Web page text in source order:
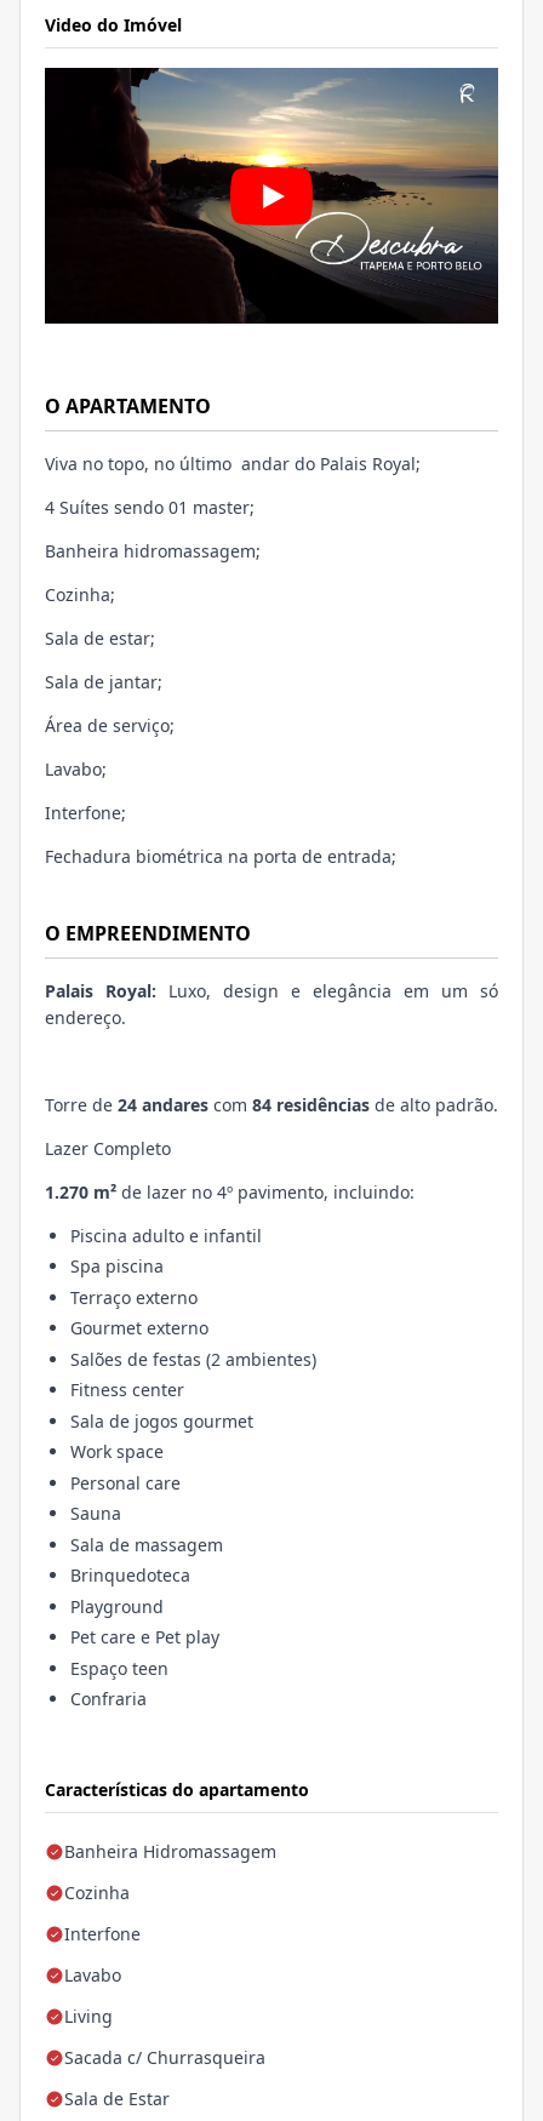
Video do Imóvel
Características do apartamento
Banheira Hidromassagem
Cozinha
Interfone
Lavabo
Living
Sacada c/ Churrasqueira
Sala de Estar
O APARTAMENTO
Viva no topo, no último andar do Palais Royal;
4 Suítes sendo 01 master;
Banheira hidromassagem;
Cozinha;
Sala de estar;
Sala de jantar;
Área de serviço;
Lavabo;
Interfone;
Fechadura biométrica na porta de entrada;
O EMPREENDIMENTO
Palais Royal: Luxo, design e elegância em um só
endereço.
Torre de 24 andares com 84 residências de alto padrão.
Lazer Completo
1.270 m² de lazer no 4º pavimento, incluindo:
Piscina adulto e infantil
Spa piscina
Terraço externo
Gourmet externo
Salões de festas (2 ambientes)
Fitness center
Sala de jogos gourmet
Work space
Personal care
Sauna
Sala de massagem
Brinquedoteca
Playground
Pet care e Pet play
Espaço teen
Confraria